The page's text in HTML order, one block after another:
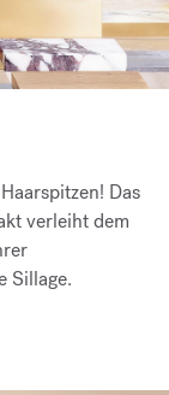
Das
verleiht dem
Sillage.